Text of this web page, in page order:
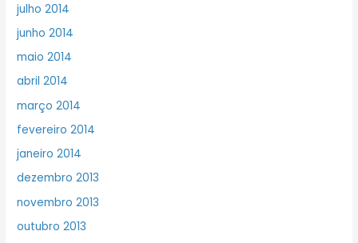
julho 2014
junho 2014
maio 2014
abril 2014
março 2014
fevereiro 2014
janeiro 2014
dezembro 2013
novembro 2013
outubro 2013